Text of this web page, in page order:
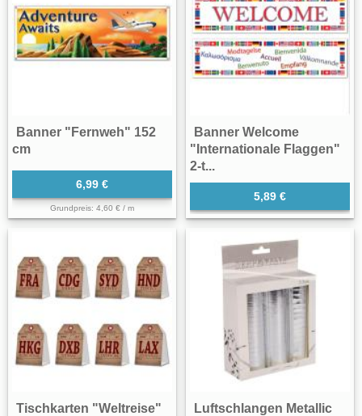
Banner "Fernweh" 152
cm
6,99 €
Grundpreis: 4,60 € / m
Banner Welcome
"Internationale Flaggen"
2-t...
5,89 €
Tischkarten "Weltreise"
Luftschlangen Metallic